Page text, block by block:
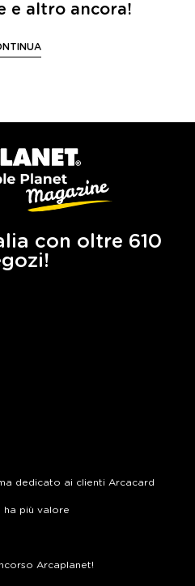
e altro ancora!
con oltre 610
dedicato ai clienti Arcacard
ha più valore
Arcaplanet!